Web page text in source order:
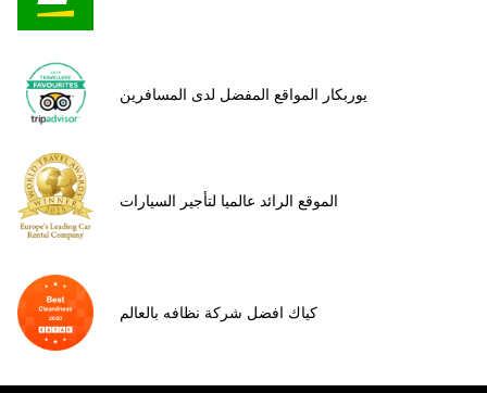
يوربكار المواقع المفضل لدى المسافرين
الموقع الرائد عالميا لتأجير السيارات
كياك افضل شركة نظافه بالعالم